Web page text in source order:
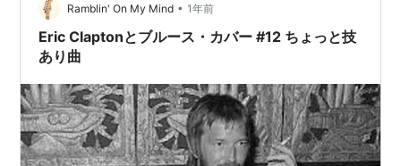
Ramblin' On My Mind • 1年前
Eric Claptonとブルース・カバー #12 ちょっと技
あり曲